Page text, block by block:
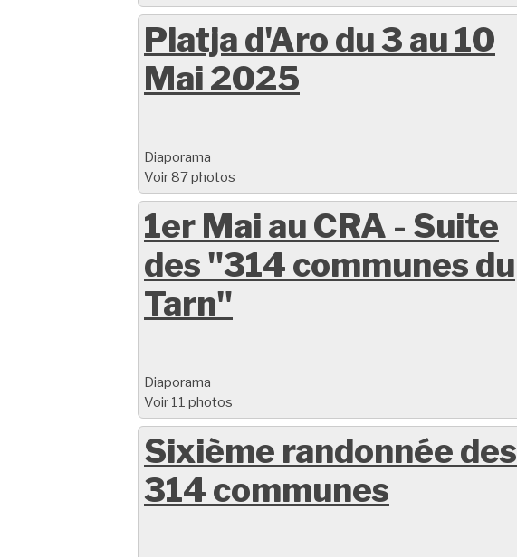
Platja d'Aro du 3 au 10
Mai 2025
Diaporama
Voir 87 photos
1er Mai au CRA - Suite
des "314 communes du
Tarn"
Diaporama
Voir 11 photos
Sixième randonnée des
314 communes